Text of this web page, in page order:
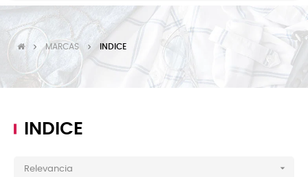
MARCAS INDICE
INDICE
Relevancia 